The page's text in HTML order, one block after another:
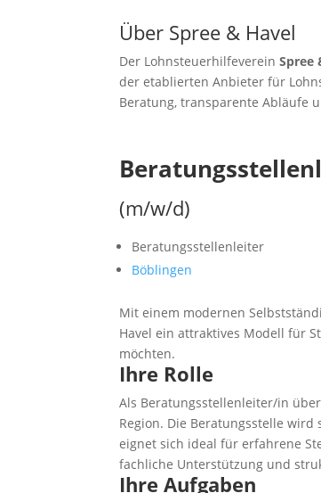
Über Spree & Havel
Der LohnsteuerhilfevereinSpree
der etablierten Anbieter für
Beratung, transparente Abläufe
(m/w/d)
Beratungsstellenleiter
Böblingen
Mit einem modernen
Havel ein attraktives Modell für
möchten.
Ihre Rolle
Als Beratungsstellenleiter/in
Region. Die Beratungsstelle
eignet sich ideal für erfahrene
fachliche Unterstützung und
Ihre Aufgaben